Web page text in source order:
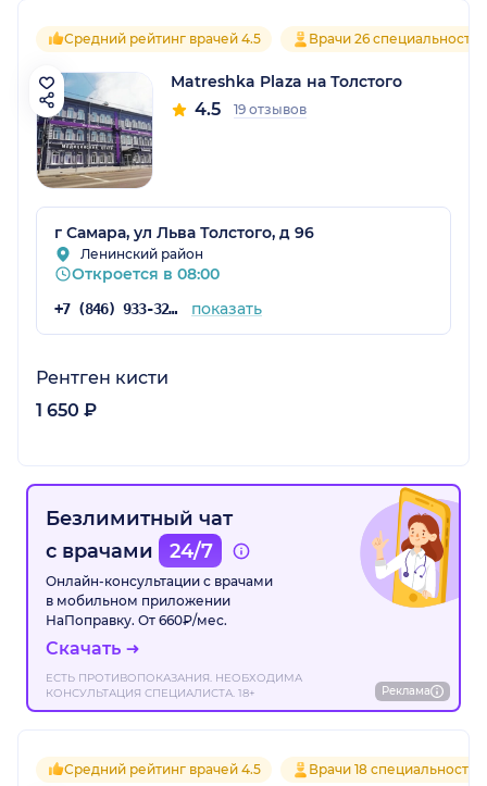
Средний рейтинг врачей 4.5 Врачи 26 специальностей
Matreshka Plaza на Толстого
4.5 19 отзывов
г Самара, ул Льва Толстого, д 96
Ленинский район
Откроется в 08:00
+7 (846) 933-32-61 показать
Рентген кисти
1 650 ₽
Безлимитный чат
с врачами
24/7
Онлайн-консультации с врачами
в мобильном приложении
НаПоправку. От 660₽/мес.
Скачать
ЕСТЬ ПРОТИВОПОКАЗАНИЯ. НЕОБХОДИМА
КОНСУЛЬТАЦИЯ СПЕЦИАЛИСТА. 18+
Реклама
Средний рейтинг врачей 4.5 Врачи 18 специальностей